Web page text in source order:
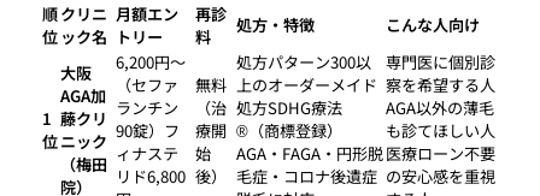
順
位
クリニ
ック名
月額エン
トリー
再診
料
処方・特徴 こんな人向け
1
位
大阪
AGA加
藤クリ
ニック
（梅田
院）
6,200円〜
（セファ
ランチン
90錠）フ
ィナステ
リド6,800
無料
（治
療開
始
後）
処方パターン300以
上のオーダーメイド
処方SDHG療法
®（商標登録）
AGA・FAGA・円形脱
毛症・コロナ後遺症
専門医に個別診
察を希望する人
AGA以外の薄毛
も診てほしい人
医療ローン不要
の安心感を重視